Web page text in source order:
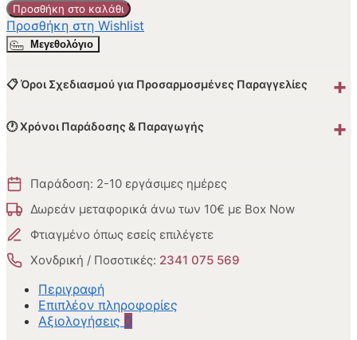
Προσθήκη στο καλάθι
Προσθήκη στη Wishlist
Μεγεθολόγιο
📋 Όροι Σχεδιασμού για Προσαρμοσμένες Παραγγελίες +
🕐 Χρόνοι Παράδοσης & Παραγωγής +
Παράδοση: 2-10 εργάσιμες ημέρες
Δωρεάν μεταφορικά άνω των 10€ με Box Now
Φτιαγμένο όπως εσείς επιλέγετε
Χονδρική / Ποσοτικές: 2341 075 569
Περιγραφή
Επιπλέον πληροφορίες
Αξιολογήσεις 0